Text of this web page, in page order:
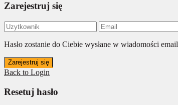
Zarejestruj się
Hasło zostanie do Ciebie wysłane w wiadomości email
Zarejestruj się
Back to Login
Resetuj hasło